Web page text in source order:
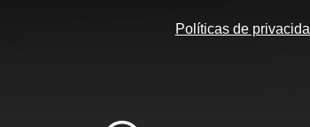
Políticas de